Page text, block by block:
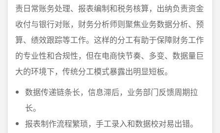
责日常账务处理、报表编制和税务核算，出纳负责资金
收付与银行对账，财务分析师则聚焦业务数据分析、预
算、绩效跟踪等工作。这样的分工有助于保障财务工作
的专业性和合规性，但在电商快节奏、多变、数据量巨
大的环境下，传统分工模式暴露出明显短板。
数据传递链条长，信息滞后，业务部门反馈周期拉
长。
报表制作流程繁琐，手工录入和数据校对易出错。